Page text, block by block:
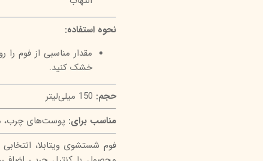
نحوه استفاده:
مقدار مناسبی از فوم
خشک کنید.
حجم: 150 میلی‌لیتر
مناسب برای: پوست‌های چرب،
فوم شستشوی ویتابلا،